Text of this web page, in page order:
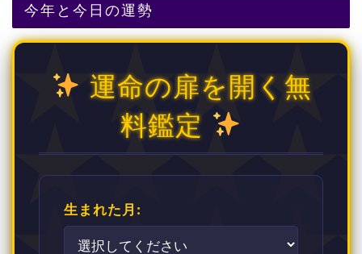
今年と今日の運勢
運命の扉を開く無
料鑑定
生まれた月: